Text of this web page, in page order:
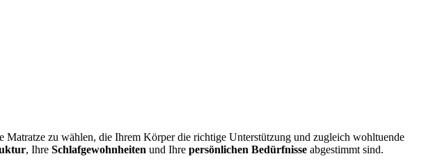
Matratze zu wählen, die Ihrem Körper die richtige Unterstützung und zugleich wohltuende
, Ihre Schlafgewohnheiten und Ihre persönlichen Bedürfnisse abgestimmt sind.